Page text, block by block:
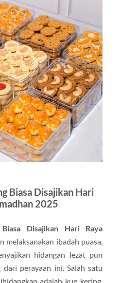
Biasa Disajikan Hari
2025
Disajikan Hari Raya
melaksanakan ibadah puasa,
hidangan lezat pun
perayaan ini. Salah satu
adalah kue kering.